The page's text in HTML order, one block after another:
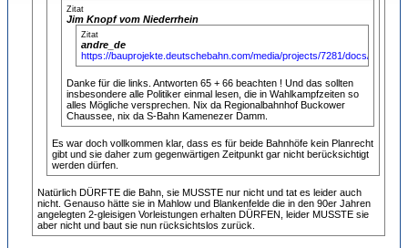
Zitat
Jim Knopf vom Niederrhein
Zitat
andre_de
https://bauprojekte.deutschebahn.com/media/projects/7281/docs/
Danke für die links. Antworten 65 + 66 beachten ! Und das sollten
insbesondere alle Politiker einmal lesen, die in Wahlkampfzeiten so
alles Mögliche versprechen. Nix da Regionalbahnhof Buckower
Chaussee, nix da S-Bahn Kamenezer Damm.
Es war doch vollkommen klar, dass es für beide Bahnhöfe kein Planrecht
gibt und sie daher zum gegenwärtigen Zeitpunkt gar nicht berücksichtigt
werden dürfen.
Natürlich DÜRFTE die Bahn, sie MUSSTE nur nicht und tat es leider auch
nicht. Genauso hätte sie in Mahlow und Blankenfelde die in den 90er Jahren
angelegten 2-gleisigen Vorleistungen erhalten DÜRFEN, leider MUSSTE sie
aber nicht und baut sie nun rücksichtslos zurück.